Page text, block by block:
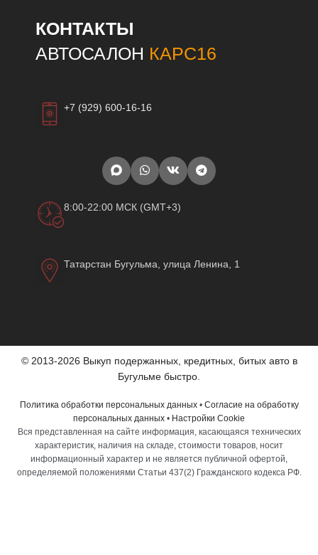
КОНТАКТЫ
АВТОСАЛОН КАРС16
+7 (929) 600-16-16
8:00-22:00 МСК (GMT+3)
Татарстан Бугульма, улица Ленина, 1
© 2013-2026 Выкуп подержанных, кредитных, битых авто в
Бугульме быстро.
Политика обработки персональных данных• Согласие на обработку
персональных данных • Настройки Cookie
Вся представленная на сайте информация, касающаяся технических
характеристик, наличия на складе, стоимости товаров, носит
информационный характер и не является публичной офертой,
определяемой положениями Статьи 437(2) Гражданского кодекса РФ.